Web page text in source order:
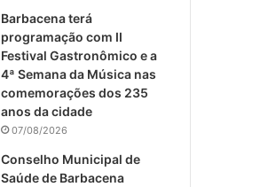
Barbacena terá
programação com II
Festival Gastronômico e a
4ª Semana da Música nas
comemorações dos 235
anos da cidade
07/08/2026
Conselho Municipal de
Saúde de Barbacena